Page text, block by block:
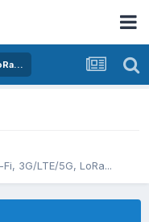
3G/LTE/5G, LoRa...